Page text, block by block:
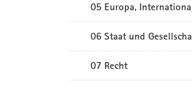
05 Europa,
06 Staat und
07 Recht